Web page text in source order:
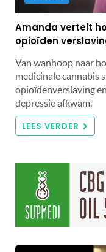
Amanda vertelt
opioïden
Van wanhoop naar
medicinale cannabis
opioïdenverslaving
depressie afkwam.
LEES VERDER